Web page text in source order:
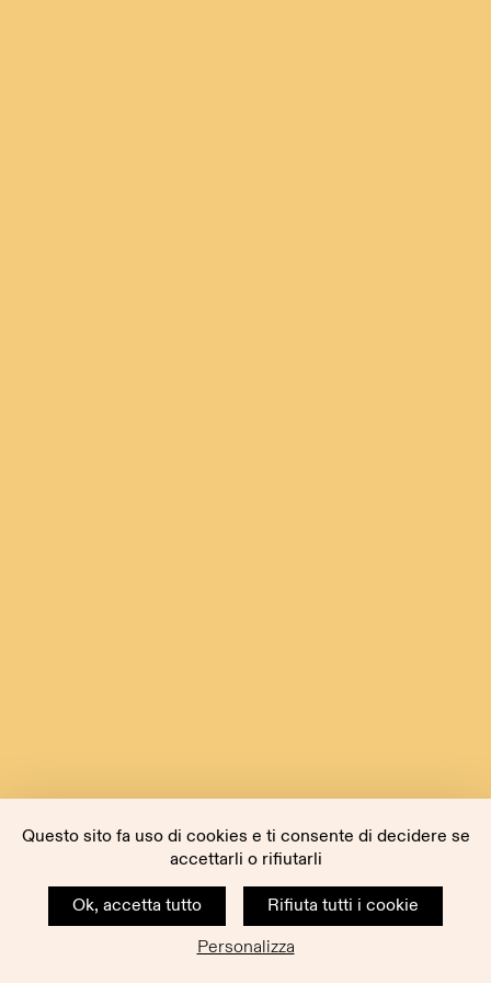
Questo sito fa uso di cookies e ti consente di decidere se
accettarli o rifiutarli
Ok, accetta tutto
Rifiuta tutti i cookie
Personalizza